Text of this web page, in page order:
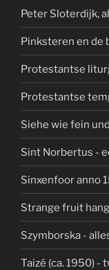
Peter Sloterdijk,
Pinksteren en de
Protestantse
Protestantse
Siehe wie fein
Sint Norbertus -
Sinxenfoor anno
Strange fruit
Szymborska -
Taizé (ca. 1950) -